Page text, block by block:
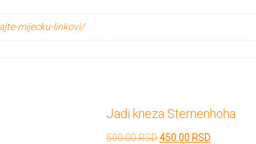
mijecku-linkovi/
Jadi kneza Sternenhoha
500.00RSDOriginalna
450.00 RSDTrenutna